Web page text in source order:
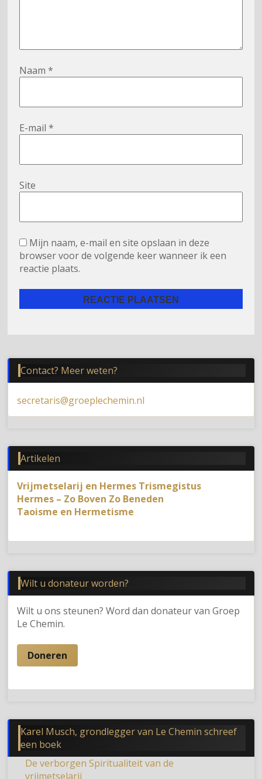
Naam*
E-mail*
Site
Mijn naam, e-mail en site opslaan in deze
browser voor de volgende keer wanneer ik een
reactie plaats.
Contact? Meer weten?
secretaris@groeplechemin.nl
Artikelen
Vrijmetselarij en Hermes Trismegistus
Hermes – Zo Boven Zo Beneden
Taoisme en Hermetisme
Wilt u donateur worden?
Wilt u ons steunen? Word dan donateur van Groep
Le Chemin.
Doneren
Karel Musch, grondlegger van Le Chemin schreef
een boek
De verborgen Spiritualiteit van de
vrijmetselarij